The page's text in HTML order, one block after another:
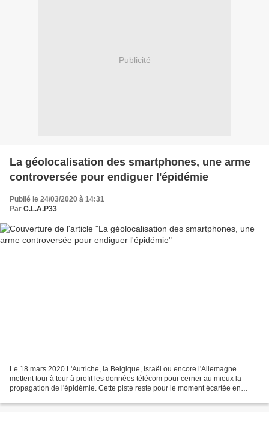
Publicité
La géolocalisation des smartphones, une arme
controversée pour endiguer l'épidémie
Publié le 24/03/2020 à 14:31
Par C.L.A.P33
Le 18 mars 2020 L'Autriche, la Belgique, Israël ou encore l'Allemagne
mettent tour à tour à profit les données télécom pour cerner au mieux la
propagation de l'épidémie. Cette piste reste pour le moment écartée en